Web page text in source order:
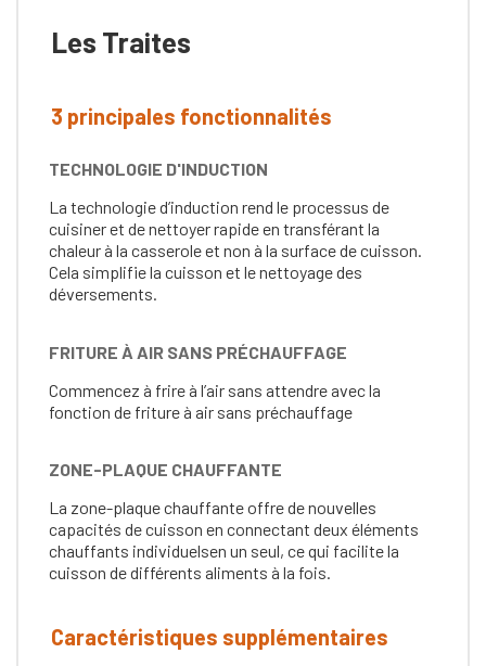
Les Traites
3 principales fonctionnalités
TECHNOLOGIE D'INDUCTION
La technologie d’induction rend le processus de
cuisiner et de nettoyer rapide en transférant la
chaleur à la casserole et non à la surface de cuisson.
Cela simplifie la cuisson et le nettoyage des
déversements.
FRITURE À AIR SANS PRÉCHAUFFAGE
Commencez à frire à l’air sans attendre avec la
fonction de friture à air sans préchauffage
ZONE-PLAQUE CHAUFFANTE
La zone-plaque chauffante offre de nouvelles
capacités de cuisson en connectant deux éléments
chauffants individuelsen un seul, ce qui facilite la
cuisson de différents aliments à la fois.
Caractéristiques supplémentaires